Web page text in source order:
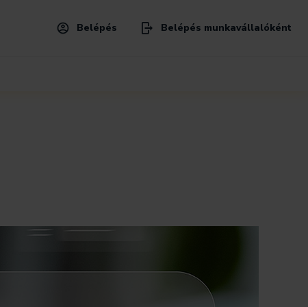
Belépés Belépés munkavállalóként